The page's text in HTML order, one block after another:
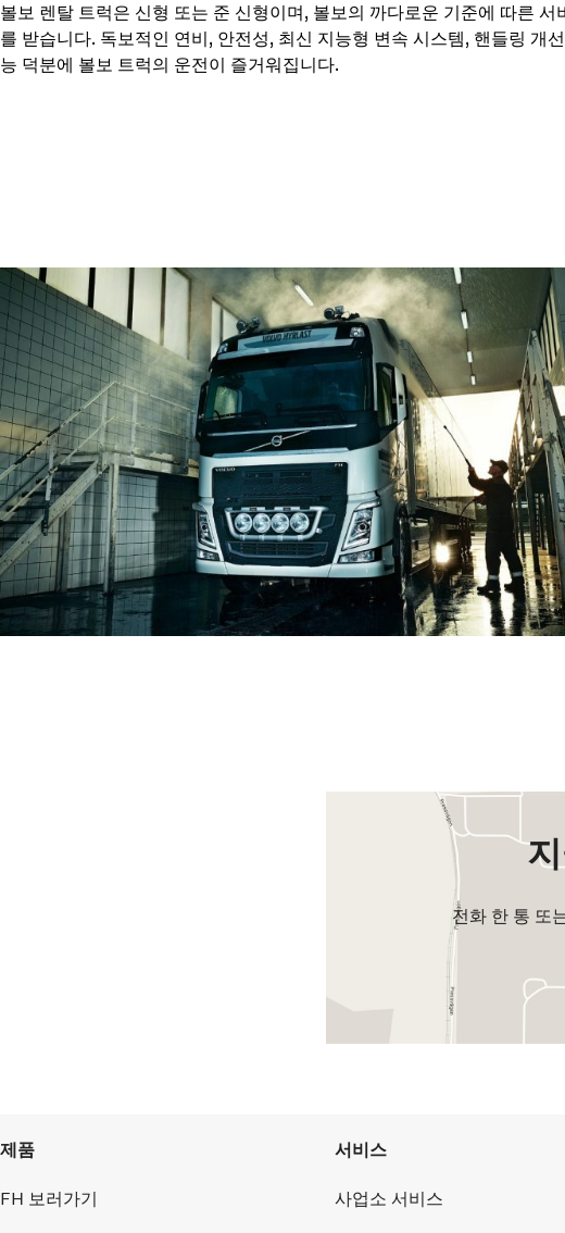
볼보 렌탈 트럭은 신형 또는 준 신형이며, 볼보의 까다로운 기준에 따른 서
를 받습니다. 독보적인 연비, 안전성, 최신 지능형 변속 시스템, 핸들링 개
능 덕분에 볼보 트럭의 운전이 즐거워집니다.
전화 한 통 또
제품
FH 보러가기
서비스
사업소 서비스